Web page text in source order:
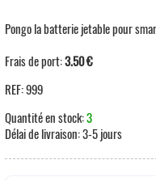
Pongo la batterie jetable pour
Frais de port:3.50 €
REF:999
Quantité en stock:3
Délai de livraison:3-5 jours